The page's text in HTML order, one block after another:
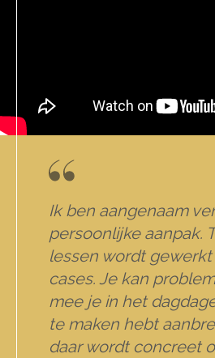
Ik ben aangenaam
persoonlijke aanpak.
lessen wordt
cases. Je kan
mee je in het
te maken hebt
daar wordt concreet